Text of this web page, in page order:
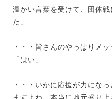
温かい言葉を受けて、団体
た」
・・・皆さんのやっぱりメ
「はい」
・・・いかに応援が力にな